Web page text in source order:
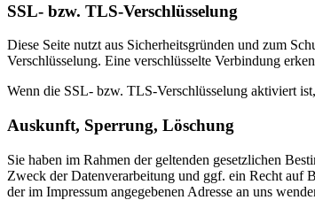
SSL- bzw. TLS-Verschlüsselung
Diese Seite nutzt aus Sicherheitsgründen und zum
Verschlüsselung. Eine verschlüsselte Verbindung
Wenn die SSL- bzw. TLS-Verschlüsselung aktiviert
Auskunft, Sperrung, Löschung
Sie haben im Rahmen der geltenden gesetzlichen
Zweck der Datenverarbeitung und ggf. ein Recht auf
der im Impressum angegebenen Adresse an uns